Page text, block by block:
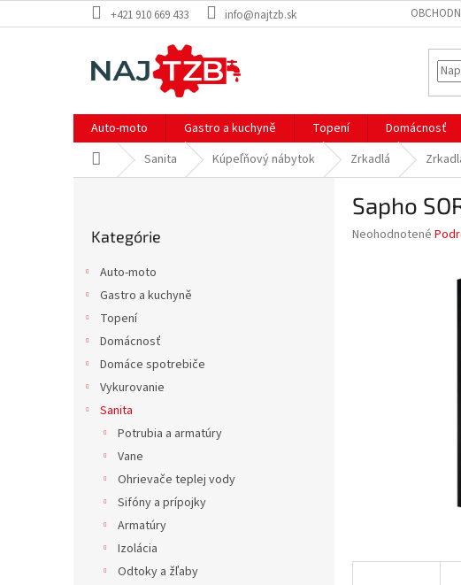
na
+421 910 669 433 info@najtzb.sk
Auto-moto Gastro a kuchyně Topení Domácnosť
DomovSanita Kúpeľňový nábytok Zrkadlá
kategórie
Kategórie
Auto-moto
Gastro a kuchyně
Topení
Domácnosť
Domáce spotrebiče
Vykurovanie
Sanita
Potrubia a armatúry
Vane
Ohrievače teplej vody
Sifóny a prípojky
Armatúry
Izolácia
Odtoky a žľaby
Sapho
Priemerné
Neohodnotené